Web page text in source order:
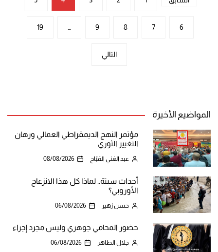
المقالات
6
7
8
9
19
التالي
المواضيع الأخيرة
مؤتمر النهج الديمقراطي العمالي ورهان
التغيير الثوري
عبد الغني القبّاج 08/08/2026
أحداث سبتة.. لماذا كل هذا الانزعاج
الأوروبي؟
حسن زهير 06/08/2026
حضور المحامي جوهري وليس مجرد إجراء
جلال الطاهر 06/08/2026